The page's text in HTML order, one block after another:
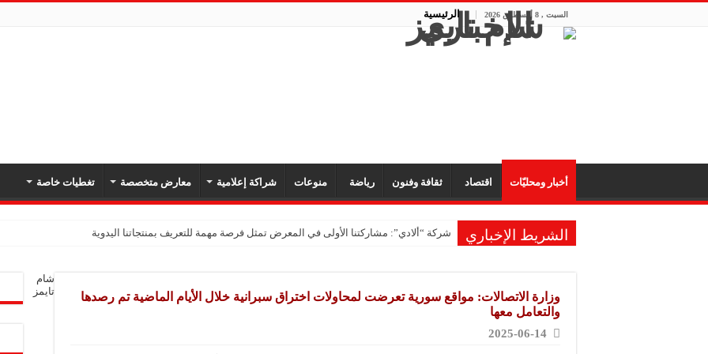
السبت , 8 أغسطس 2026 الرئيسية
أخبار ومحليّات اقتصاد ثقافة وفنون رياضة منوعات شراكة إعلامية معارض متخصصة تغطيات خاصة
الشريط الإخباري شركة “ألادي”: مشاركتنا الأولى في المعرض تمثل فرصة مهمة للتعريف بمنتجاتنا اليدوية
مشروع “رونق مهنا”: المعارض فرصة لتعريف المستهلك بالمنتجات المحلية ودعم المشاريع الصغيرة
وزارة الاتصالات: مواقع سورية تعرضت لمحاولات اختراق سبرانية خلال الأيام الماضية تم رصدها
والتعامل معها
2025-06-14
شام
تايمز